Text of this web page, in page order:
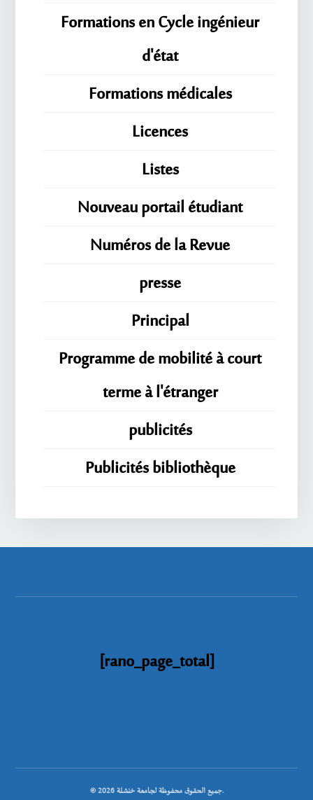
Formations en Cycle ingénieur
d'état
Formations médicales
Licences
Listes
Nouveau portail étudiant
Numéros de la Revue
presse
Principal
Programme de mobilité à court
terme à l'étranger
publicités
Publicités bibliothèque
[rano_page_total]
© جميع الحقوق محفوظة لجامعة خنشلة 2026.